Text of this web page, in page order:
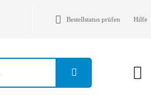
Bestellstatus prüfen Hilfe